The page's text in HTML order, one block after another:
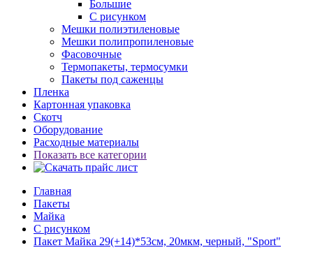
Большие
С рисунком
Мешки полиэтиленовые
Мешки полипропиленовые
Фасовочные
Термопакеты, термосумки
Пакеты под саженцы
Пленка
Картонная упаковка
Скотч
Оборудование
Расходные материалы
Показать все категории
Главная
Пакеты
Майка
С рисунком
Пакет Майка 29(+14)*53см, 20мкм, черный, "Sport"